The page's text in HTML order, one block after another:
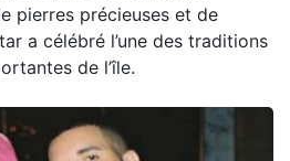
pierres précieuses et de
a célébré l’une des traditions
de l’île.